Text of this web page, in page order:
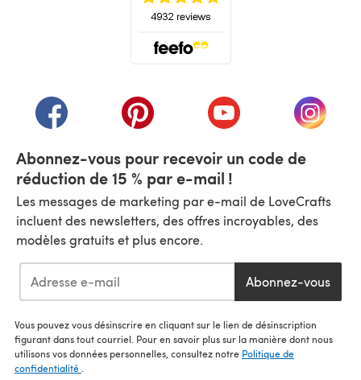
(s'ouvre dans un nouvel onglet)
(s'ouvre dans un nouvel onglet)
(s'ouvre dans un(s'ouvre
Abonnez-vous pour recevoir un code de
réduction de 15 % par e-mail !
Les messages de marketing par e-mail de LoveCrafts
incluent des newsletters, des offres incroyables, des
modèles gratuits et plus encore.
Abonnez-vous
Vous pouvez vous désinscrire en cliquant sur le lien de désinscription
figurant dans tout courriel. Pour en savoir plus sur la manière dont nous
utilisons vos données personnelles, consultez notre Politique de
confidentialité